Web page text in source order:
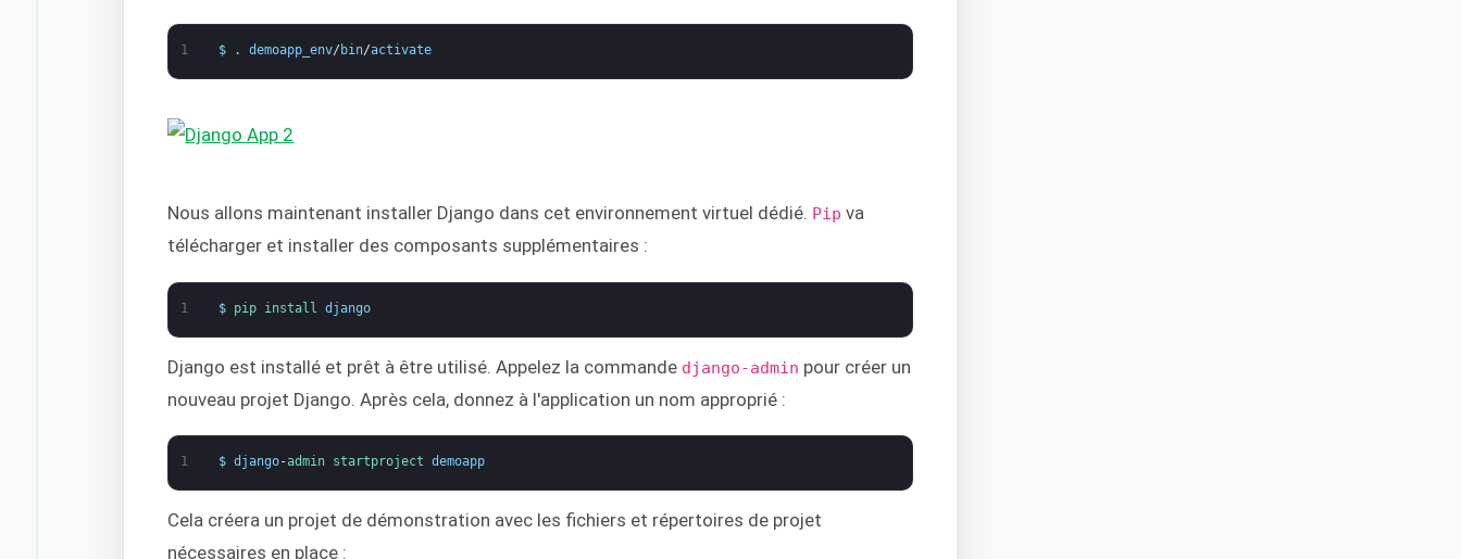
1 $ . demoapp_env/ bin/activate
Nous allons maintenant installer Django dans cet environnement virtuel dédié. Pip va
télécharger et installer des composants supplémentaires :
1 $ pip install django
Django est installé et prêt à être utilisé. Appelez la commande django-admin pour créer un
nouveau projet Django. Après cela, donnez à l'application un nom approprié :
1 $ django-admin startproject demoapp
Cela créera un projet de démonstration avec les fichiers et répertoires de projet
nécessaires en place :